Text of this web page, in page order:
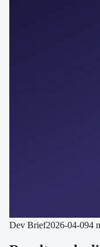
Dev Brief2026-04-094